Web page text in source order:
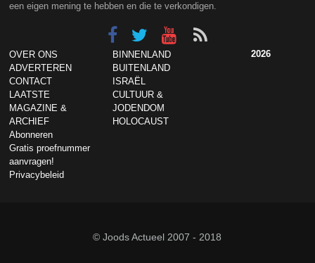
een eigen mening te hebben en die te verkondigen.
OVER ONS
ADVERTEREN
CONTACT
LAATSTE
MAGAZINE &
ARCHIEF
Abonneren
Gratis proefnummer
aanvragen!
Privacybeleid
BINNENLAND
BUITENLAND
ISRAËL
CULTUUR &
JODENDOM
HOLOCAUST
2026
© Joods Actueel 2007 - 2018